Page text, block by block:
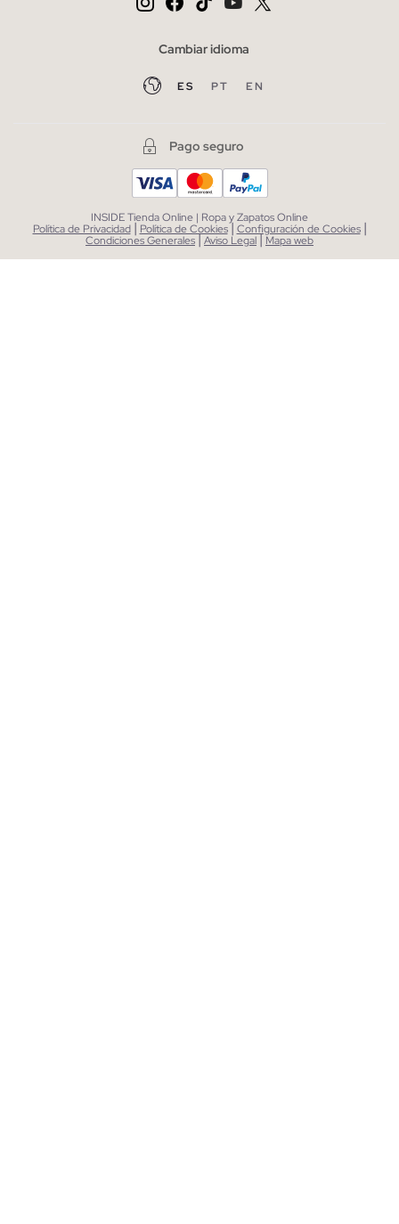
Cambiar idioma
ES PT EN
Pago seguro
INSIDE Tienda Online | Ropa y Zapatos Online
Política de Privacidad | Política de Cookies| Configuración de Cookies |
Condiciones Generales|Aviso Legal| Mapa web